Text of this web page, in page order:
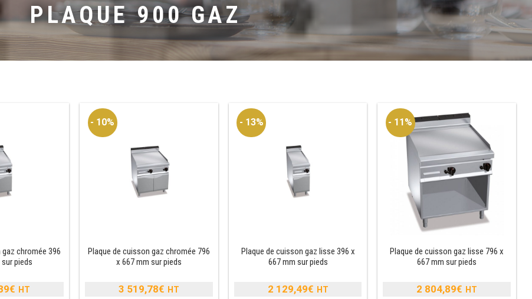
PLAQUE 900 GAZ
chromée 396
pieds
€
- 10%
Plaque de cuisson gaz chromée 796
x 667 mm sur pieds
3 519,78€
- 13%
Plaque de cuisson gaz lisse 396 x
667 mm sur pieds
2 129,49€
- 11%
Plaque de cuisson gaz lisse 796 x
667 mm sur pieds
2 804,89€